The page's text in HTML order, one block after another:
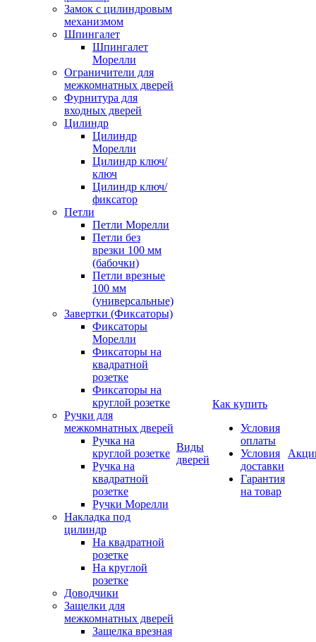
Замок с цилиндровым
механизмом
Шпингалет
Шпингалет
Морелли
Ограничители для
межкомнатных дверей
Фурнитура для
входных дверей
Цилиндр
Цилиндр
Морелли
Цилиндр ключ/
ключ
Цилиндр ключ/
фиксатор
Петли
Петли Морелли
Петли без
врезки 100 мм
(бабочки)
Петли врезные
100 мм
(универсальные)
Завертки (Фиксаторы)
Фиксаторы
Морелли
Фиксаторы на
квадратной
розетке
Фиксаторы на
круглой розетке
Ручки для
межкомнатных дверей
Ручка на
круглой розетке
Ручка на
квадратной
розетке
Ручки Морелли
Накладка под
цилиндр
На квадратной
розетке
На круглой
розетке
Доводчики
Защелки для
межкомнатных дверей
Защелка врезная
Виды
дверей
Как купить
Условия
оплаты
Условия
доставки
Гарантия
на товар